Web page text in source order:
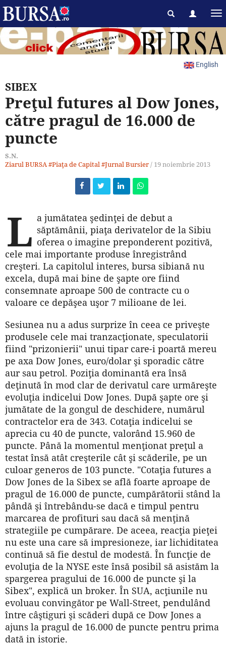
English
SIBEX
Preţul futures al Dow Jones,
către pragul de 16.000 de
puncte
S.N.
Ziarul BURSA#Piaţa de Capital#Jurnal Bursier/ 19 noiembrie 2013
L a jumătatea şedinţei de debut a
săptămânii, piaţa derivatelor de la Sibiu
oferea o imagine preponderent pozitivă,
cele mai importante produse înregistrând
creşteri. La capitolul interes, bursa sibiană nu
excela, după mai bine de şapte ore fiind
consemnate aproape 500 de contracte cu o
valoare ce depăşea uşor 7 milioane de lei.
Sesiunea nu a adus surprize în ceea ce priveşte
produsele cele mai tranzacţionate, speculatorii
fiind "prizonierii" unui tipar care-i poartă mereu
pe axa Dow Jones, euro/dolar şi sporadic către
aur sau petrol. Poziţia dominantă era însă
deţinută în mod clar de derivatul care urmăreşte
evoluţia indicelui Dow Jones. După şapte ore şi
jumătate de la gongul de deschidere, numărul
contractelor era de 343. Cotaţia indicelui se
aprecia cu 40 de puncte, valorând 15.960 de
puncte. Până la momentul menţionat preţul a
testat însă atât creşterile cât şi scăderile, pe un
culoar generos de 103 puncte. "Cotaţia futures a
Dow Jones de la Sibex se află foarte aproape de
pragul de 16.000 de puncte, cumpărătorii stând la
pândă şi întrebându-se dacă e timpul pentru
marcarea de profituri sau dacă să menţină
strategiile pe cumpărare. De aceea, reacţia pieţei
nu este una care să impresioneze, iar lichiditatea
continuă să fie destul de modestă. În funcţie de
evoluţia de la NYSE este însă posibil să asistăm la
spargerea pragului de 16.000 de puncte şi la
Sibex", explică un broker. În SUA, acţiunile nu
evoluau convingător pe Wall-Street, pendulând
între câştiguri şi scăderi după ce Dow Jones a
ajuns la pragul de 16.000 de puncte pentru prima
dată in istorie.